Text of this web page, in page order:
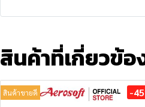
สินค้าที่เกี่ยวข้อ
สินค้าขายดี -